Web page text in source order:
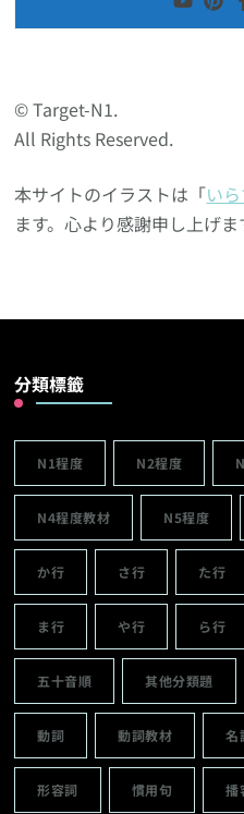
© Target-N1.
All Rights Reserved.
本サイトのイラストは「い
ます。心より感謝申し上げま
分類標籤
N1程度 N2程度
N4程度教材 N5程度
か行 さ行 た行
ま行 や行 ら行
五十音順 其他分類題
動詞 動詞教材 名
形容詞 慣用句 播